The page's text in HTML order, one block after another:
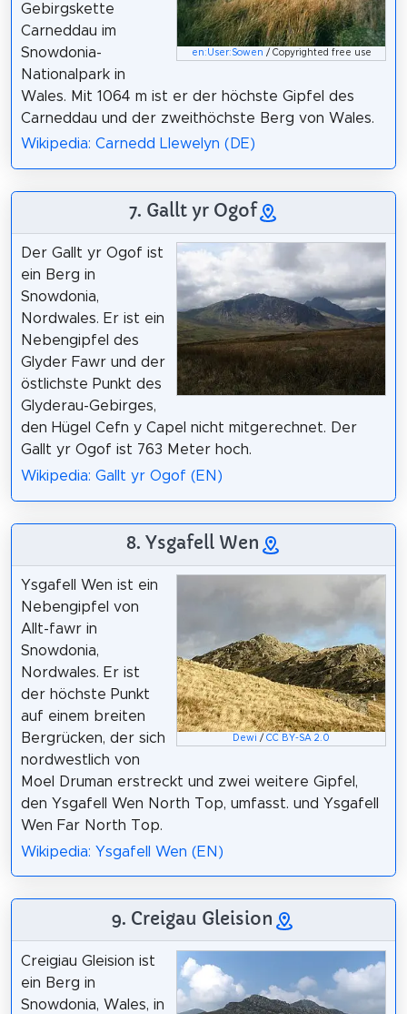
en:User:Sowen / Copyrighted free use
Gebirgskette
Carneddau im
Snowdonia-
Nationalpark in
Wales. Mit 1064 m ist er der höchste Gipfel des
Carneddau und der zweithöchste Berg von Wales.
Wikipedia: Carnedd Llewelyn (DE)
7. Gallt yr Ogof
Der Gallt yr Ogof ist
ein Berg in
Snowdonia,
Nordwales. Er ist ein
Nebengipfel des
Glyder Fawr und der
östlichste Punkt des
Glyderau-Gebirges,
den Hügel Cefn y Capel nicht mitgerechnet. Der
Gallt yr Ogof ist 763 Meter hoch.
Wikipedia: Gallt yr Ogof (EN)
8. Ysgafell Wen
Dewi /CC BY-SA 2.0
Ysgafell Wen ist ein
Nebengipfel von
Allt-fawr in
Snowdonia,
Nordwales. Er ist
der höchste Punkt
auf einem breiten
Bergrücken, der sich
nordwestlich von
Moel Druman erstreckt und zwei weitere Gipfel,
den Ysgafell Wen North Top, umfasst. und Ysgafell
Wen Far North Top.
Wikipedia: Ysgafell Wen (EN)
9. Creigau Gleision
Creigiau Gleision ist
ein Berg in
Snowdonia, Wales, in